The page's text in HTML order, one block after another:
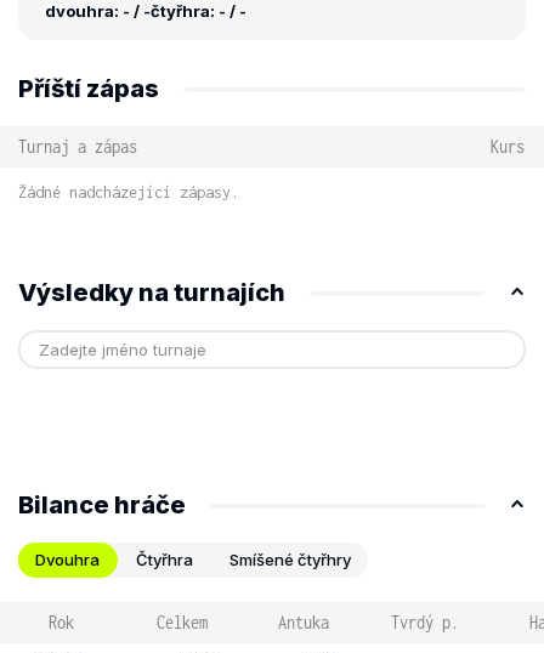
dvouhra: - / -čtyřhra: - / -
Příští zápas
Turnaj a zápas Kurs
Žádné nadcházející zápasy.
Výsledky na turnajích
Bilance hráče
Dvouhra Čtyřhra Smíšené čtyřhry
Rok Celkem Antuka Tvrdý p.